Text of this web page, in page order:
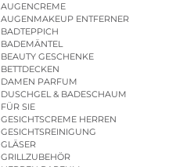
AUGENCREME
AUGENMAKEUP ENTFERNER
BADTEPPICH
BADEMÄNTEL
BEAUTY GESCHENKE
BETTDECKEN
DAMEN PARFUM
DUSCHGEL & BADESCHAUM
FÜR SIE
GESICHTSCREME HERREN
GESICHTSREINIGUNG
GLÄSER
GRILLZUBEHÖR